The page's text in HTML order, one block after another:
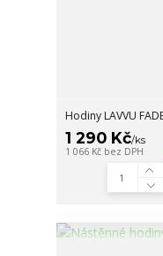
Hodiny LAVVU
1 290 Kč/ks
1 066 Kč bez DPH